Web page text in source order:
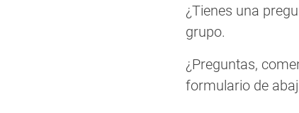
¿Tienes una
grupo.
¿Preguntas,
formulario de